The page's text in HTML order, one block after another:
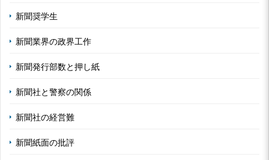
新聞奨学生
新聞業界の政界工作
新聞発行部数と押し紙
新聞社と警察の関係
新聞社の経営難
新聞紙面の批評